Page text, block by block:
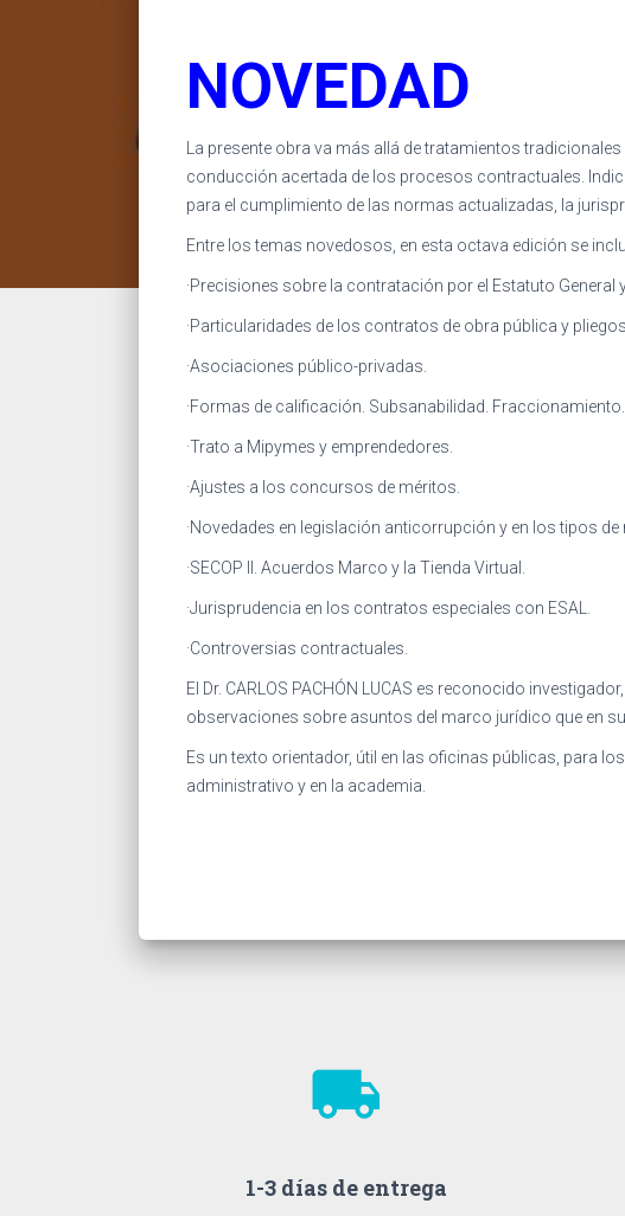
NOVEDAD
La presente obra va más allá de tratamientos
conducción acertada de los procesos contractuales.
para el cumplimiento de las normas actualizadas, la
Entre los temas novedosos, en esta octava edición se
·Precisiones sobre la contratación por el Estatuto General
·Particularidades de los contratos de obra pública y
·Asociaciones público-privadas.
·Formas de calificación. Subsanabilidad. Fraccionamiento.
·Trato a Mipymes y emprendedores.
·Ajustes a los concursos de méritos.
·Novedades en legislación anticorrupción y en los tipos
·SECOP II. Acuerdos Marco y la Tienda Virtual.
·Jurisprudencia en los contratos especiales con ESAL.
·Controversias contractuales.
El Dr. CARLOS PACHÓN LUCAS es reconocido
observaciones sobre asuntos del marco jurídico que en
Es un texto orientador, útil en las oficinas públicas, para
administrativo y en la academia.
local_shipping
1-3 días de entrega